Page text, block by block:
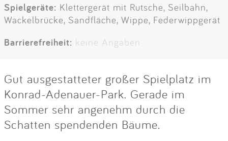
Spielgeräte: Klettergerät mit Rutsche, Seilbahn,
Wackelbrücke, Sandfläche, Wippe, Federwippgerät
Barrierefreiheit: keine Angaben
Gut ausgestatteter großer Spielplatz im
Konrad-Adenauer-Park. Gerade im
Sommer sehr angenehm durch die
Schatten spendenden Bäume.